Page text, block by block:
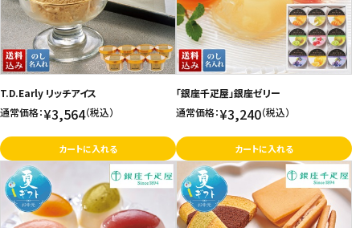
T.D.Early リッチアイス
通常価格：¥3,564（税込）
カートに入れる
「銀座千疋屋」銀座ゼリー
通常価格：¥3,240（税込）
カートに入れる